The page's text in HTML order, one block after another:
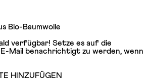
Bio-Baumwolle
verfügbar! Setze es auf die
Mail benachrichtigt zu werden, wenn
HINZUFÜGEN